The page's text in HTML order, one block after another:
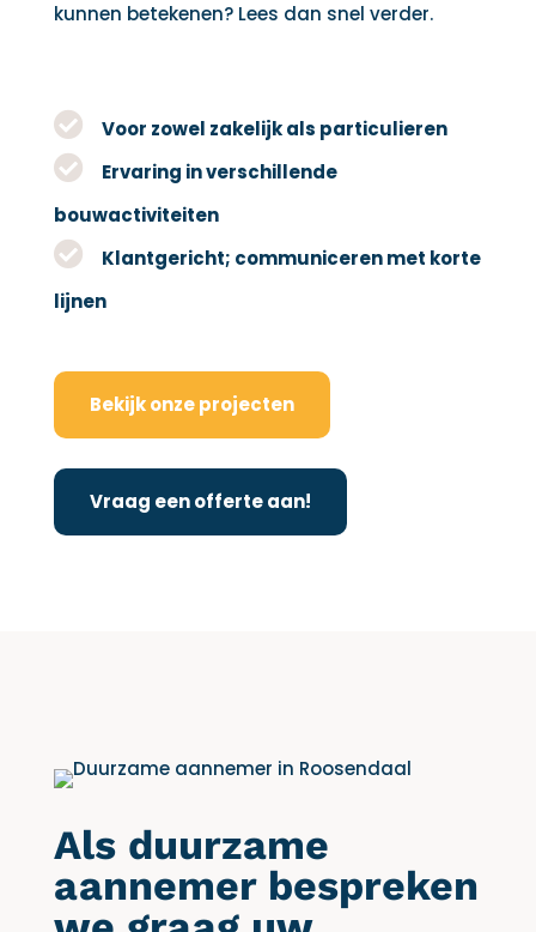
kunnen betekenen? Lees dan snel verder.
Voor zowel zakelijk als particulieren
Ervaring in verschillende
bouwactiviteiten
Klantgericht; communiceren met korte
lijnen
Bekijk onze projecten
Vraag een offerte aan!
Als duurzame
aannemer bespreken